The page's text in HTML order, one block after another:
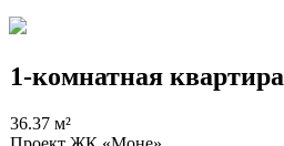
1-комнатная квартира
36.37 м²